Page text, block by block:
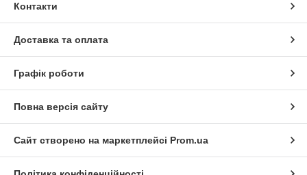
Контакти
Доставка та оплата
Графік роботи
Повна версія сайту
Сайт створено на маркетплейсі Prom.ua